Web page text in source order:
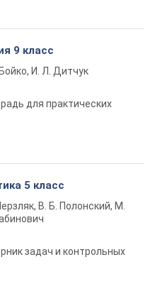
9 класс
И. Л. Дитчук
для практических
5 класс
В. Б. Полонский, М.
задач и контрольных